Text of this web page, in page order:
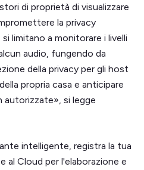
di proprietà di visualizzare
la privacy
limitano a monitorare i livelli
audio, fungendo da
della privacy per gli host
propria casa e anticipare
autorizzate», si legge
intelligente, registra la tua
al Cloud per l'elaborazione e